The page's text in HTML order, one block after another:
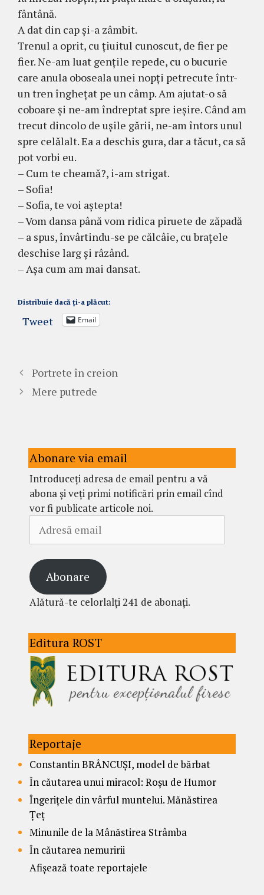
fântână.
A dat din cap şi-a zâmbit.
Trenul a oprit, cu ţiuitul cunoscut, de fier pe
fier. Ne-am luat genţile repede, cu o bucurie
care anula oboseala unei nopţi petrecute într-
un tren îngheţat pe un câmp. Am ajutat-o să
coboare şi ne-am îndreptat spre ieşire. Când am
trecut dincolo de uşile gării, ne-am întors unul
spre celălalt. Ea a deschis gura, dar a tăcut, ca să
pot vorbi eu.
– Cum te cheamă?, i-am strigat.
– Sofia!
– Sofia, te voi aştepta!
– Vom dansa până vom ridica piruete de zăpadă
– a spus, învârtindu-se pe călcâie, cu braţele
deschise larg şi râzând.
– Aşa cum am mai dansat.
Distribuie dacă ți-a plăcut:
Tweet Email
Portrete în creion
Mere putrede
Abonare via email
Introduceți adresa de email pentru a vă
abona și veți primi notificări prin email cînd
vor fi publicate articole noi.
email
Abonare
Alătură-te celorlalți 241 de abonați.
Editura ROST
Reportaje
Constantin BRÂNCUȘI, model de bărbat
În căutarea unui miracol: Roșu de Humor
Îngerițele din vârful muntelui. Mănăstirea
Țeț
Minunile de la Mânăstirea Strâmba
În căutarea nemuririi
Afișează toate reportajele